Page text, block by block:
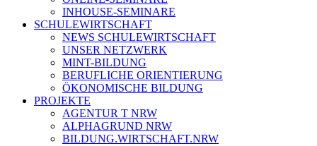
INHOUSE-SEMINARE
SCHULEWIRTSCHAFT
NEWS SCHULEWIRTSCHAFT
UNSER NETZWERK
MINT-BILDUNG
BERUFLICHE ORIENTIERUNG
ÖKONOMISCHE BILDUNG
PROJEKTE
AGENTUR T NRW
ALPHAGRUND NRW
BILDUNG.WIRTSCHAFT.NRW